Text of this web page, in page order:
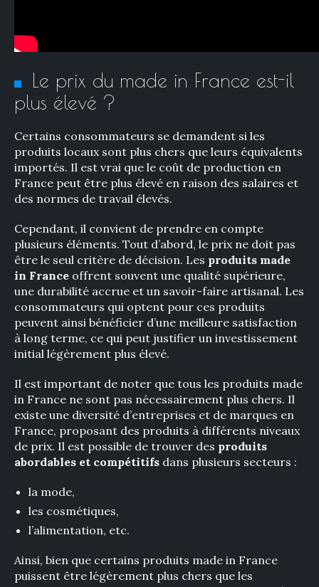
Le prix du made in France est-il
plus élevé ?
Certains consommateurs se demandent si les
produits locaux sont plus chers que leurs équivalents
importés. Il est vrai que le coût de production en
France peut être plus élevé en raison des salaires et
des normes de travail élevés.
Cependant, il convient de prendre en compte
plusieurs éléments. Tout d’abord, le prix ne doit pas
être le seul critère de décision. Les produits made
in France offrent souvent une qualité supérieure,
une durabilité accrue et un savoir-faire artisanal. Les
consommateurs qui optent pour ces produits
peuvent ainsi bénéficier d’une meilleure satisfaction
à long terme, ce qui peut justifier un investissement
initial légèrement plus élevé.
Il est important de noter que tous les produits made
in France ne sont pas nécessairement plus chers. Il
existe une diversité d’entreprises et de marques en
France, proposant des produits à différents niveaux
de prix. Il est possible de trouver des produits
abordables et compétitifs dans plusieurs secteurs :
la mode,
les cosmétiques,
l’alimentation, etc.
Ainsi, bien que certains produits made in France
puissent être légèrement plus chers que les